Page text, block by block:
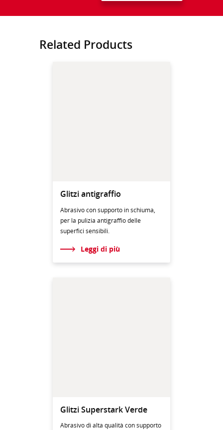
Related Products
Glitzi antigraffio
Abrasivo con supporto in schiuma,
per la pulizia antigraffio delle
superfici sensibili.
Leggi di più
Glitzi Superstark Verde
Abrasivo di alta qualità con supporto